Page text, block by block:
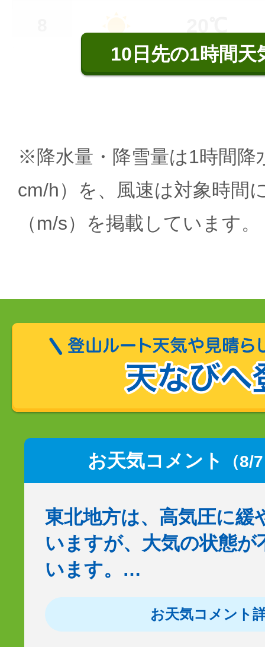
10日先の1時間天
※降水量・降雪量は1時間降
cm/h）を、風速は対象時間
（m/s）を掲載しています。
お天気コメント （8/
東北地方は、高気圧に緩
いますが、大気の状態が
います。…
お天気コメント